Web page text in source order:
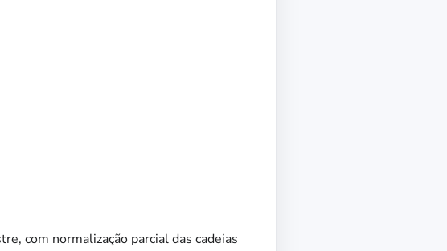
com normalização parcial das cadeias